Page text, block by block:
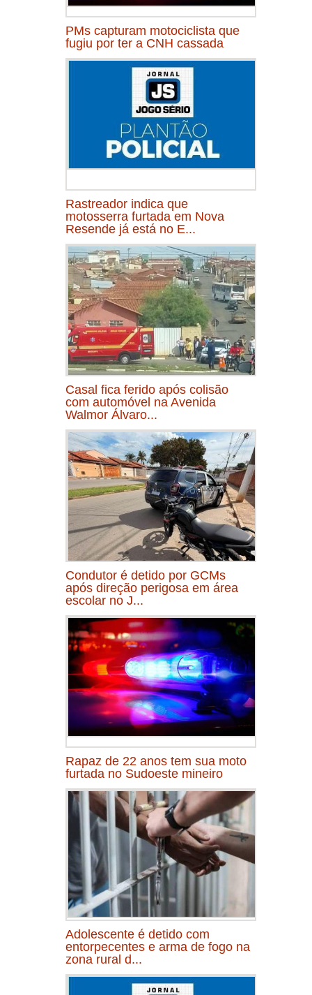
PMs capturam motociclista que
fugiu por ter a CNH cassada
Rastreador indica que
motosserra furtada em Nova
Resende já está no E...
Casal fica ferido após colisão
com automóvel na Avenida
Walmor Álvaro...
Condutor é detido por GCMs
após direção perigosa em área
escolar no J...
Rapaz de 22 anos tem sua moto
furtada no Sudoeste mineiro
Adolescente é detido com
entorpecentes e arma de fogo na
zona rural d...